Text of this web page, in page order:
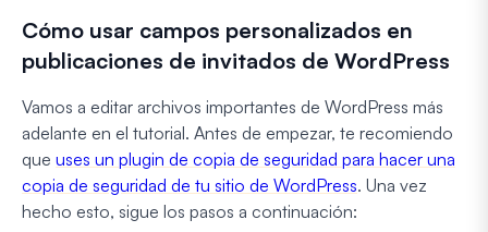
Cómo usar campos personalizados en
publicaciones de invitados de WordPress
Vamos a editar archivos importantes de WordPress más
adelante en el tutorial. Antes de empezar, te recomiendo
que uses un plugin de copia de seguridad para hacer una
copia de seguridad de tu sitio de WordPress. Una vez
hecho esto, sigue los pasos a continuación: